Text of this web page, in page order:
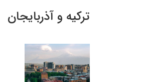
ترکیه و آذربایجان